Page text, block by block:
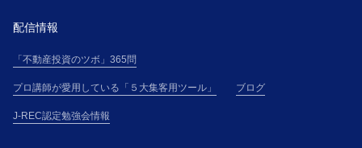
配信情報
「不動産投資のツボ」365問
プロ講師が愛用している「５大集客用ツール」 ブログ
J-REC認定勉強会情報